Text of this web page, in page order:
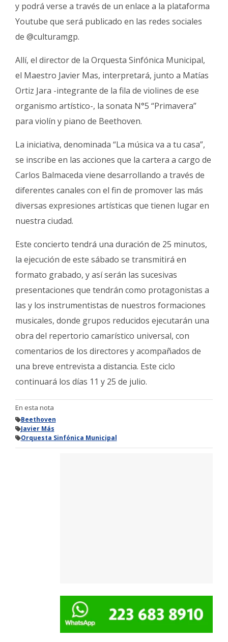
y podrá verse a través de un enlace a la plataforma
Youtube que será publicado en las redes sociales
de @culturamgp.
Allí, el director de la Orquesta Sinfónica Municipal,
el Maestro Javier Mas, interpretará, junto a Matías
Ortiz Jara -integrante de la fila de violines de ese
organismo artístico-, la sonata N°5 “Primavera”
para violín y piano de Beethoven.
La iniciativa, denominada “La música va a tu casa”,
se inscribe en las acciones que la cartera a cargo de
Carlos Balmaceda viene desarrollando a través de
diferentes canales con el fin de promover las más
diversas expresiones artísticas que tienen lugar en
nuestra ciudad.
Este concierto tendrá una duración de 25 minutos,
la ejecución de este sábado se transmitirá en
formato grabado, y así serán las sucesivas
presentaciones que tendrán como protagonistas a
las y los instrumentistas de nuestros formaciones
musicales, donde grupos reducidos ejecutarán una
obra del repertorio camarístico universal, con
comentarios de los directores y acompañados de
una breve entrevista a distancia. Este ciclo
continuará los días 11 y 25 de julio.
En esta nota
Beethoven
Javier Más
Orquesta Sinfónica Municipal